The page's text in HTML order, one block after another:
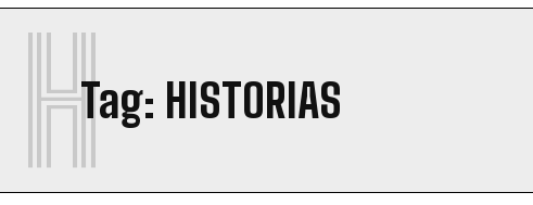
Tag: HISTORIAS
H